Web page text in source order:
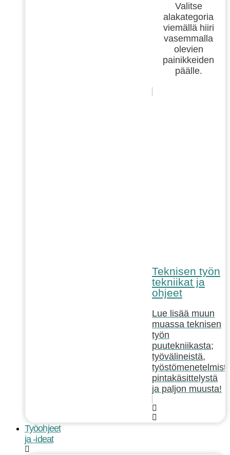
Valitse
alakategoria
viemällä hiiri
vasemmalla
olevien
painikkeiden
päälle.
Teknisen työn
tekniikat ja
ohjeet
Lue lisää muun
muassa teknisen
työn
puutekniikasta;
työvälineistä,
pintakäsittelystä
ja paljon muusta!
Työohjeet
ja -ideat